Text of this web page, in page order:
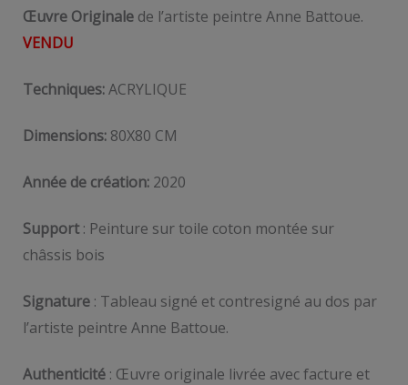
Œuvre Originalede l’artiste peintre Anne Battoue.
VENDU
Techniques:ACRYLIQUE
Dimensions:80X80 CM
Année de création:2020
Support: Peinture sur toile coton montée sur
châssis bois
Signature: Tableau signé et contresigné au dos par
l’artiste peintre Anne Battoue.
Authenticité: Œuvre originale livrée avec facture et